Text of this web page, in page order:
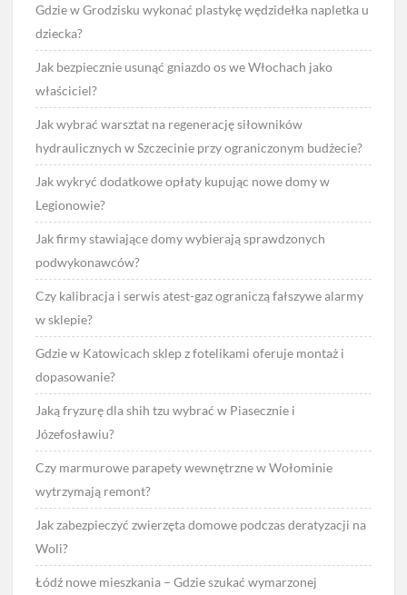
Gdzie w Grodzisku wykonać plastykę wędzidełka napletka u
dziecka?
Jak bezpiecznie usunąć gniazdo os we Włochach jako
właściciel?
Jak wybrać warsztat na regenerację siłowników
hydraulicznych w Szczecinie przy ograniczonym budżecie?
Jak wykryć dodatkowe opłaty kupując nowe domy w
Legionowie?
Jak firmy stawiające domy wybierają sprawdzonych
podwykonawców?
Czy kalibracja i serwis atest-gaz ograniczą fałszywe alarmy
w sklepie?
Gdzie w Katowicach sklep z fotelikami oferuje montaż i
dopasowanie?
Jaką fryzurę dla shih tzu wybrać w Piasecznie i
Józefosławiu?
Czy marmurowe parapety wewnętrzne w Wołominie
wytrzymają remont?
Jak zabezpieczyć zwierzęta domowe podczas deratyzacji na
Woli?
Łódź nowe mieszkania – Gdzie szukać wymarzonej